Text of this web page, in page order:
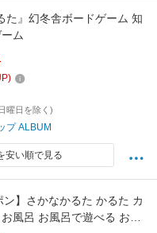
た』幻冬舎ボードゲーム 知
ム
曜日を除く)
プ ALBUM
安い順で見る
ン】さかなかるた かるた カ
風呂 お風呂で遊べる おも